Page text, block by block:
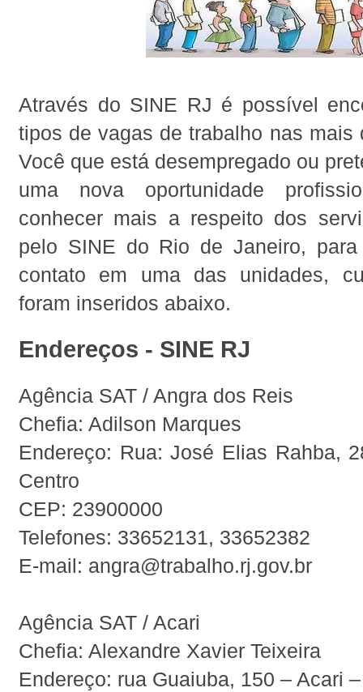
Através do SINE RJ é possível
tipos de vagas de trabalho nas mais
Você que está desempregado ou
uma nova oportunidade
conhecer mais a respeito dos
pelo SINE do Rio de Janeiro,
contato em uma das unidades,
foram inseridos abaixo.
Endereços - SINE RJ
Agência SAT / Angra dos Reis
Chefia: Adilson Marques
Endereço: Rua: José Elias Rahba,
Centro
CEP: 23900000
Telefones: 33652131, 33652382
E-mail: angra@trabalho.rj.gov.br
Agência SAT / Acari
Chefia: Alexandre Xavier Teixeira
Endereço: rua Guaiuba, 150 – Acari